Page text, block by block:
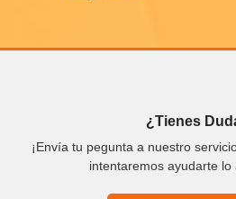
¿Tienes
¡Envía tu pegunta a nuestro
intentaremos ayudarte lo